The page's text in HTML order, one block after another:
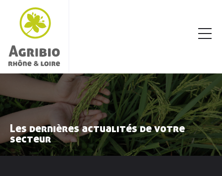
Les dernières actualités de votre
secteur